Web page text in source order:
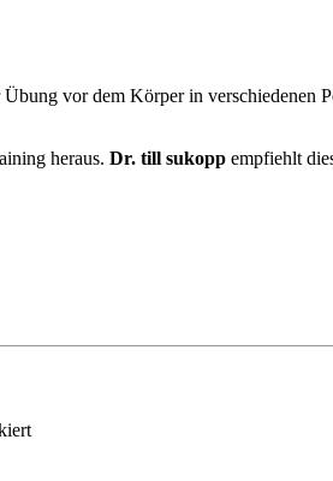
vor dem Körper in
heraus. Dr. till sukopp empfiehlt